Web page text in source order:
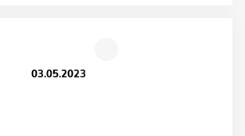
03.05.2023